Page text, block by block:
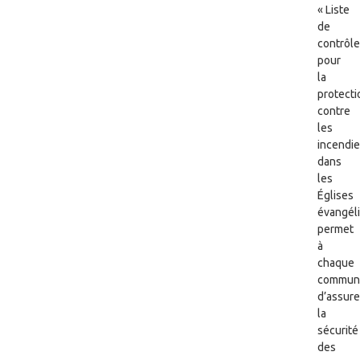
« Liste
de
contrôle
pour
la
contre
les
dans
les
Églises
permet
à
chaque
la
sécurité
des